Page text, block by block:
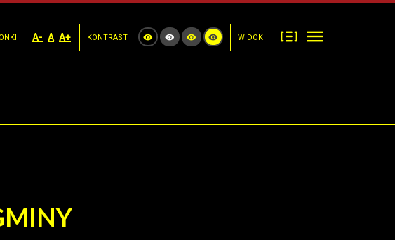
A- A A+ KONTRAST WIDOK